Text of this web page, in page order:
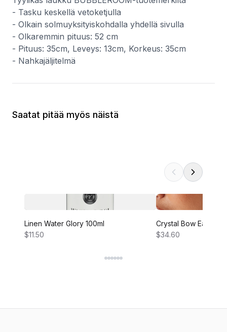
- Tasku keskellä vetoketjulla
- Olkain solmuyksityiskohdalla yhdellä sivulla
- Olkaremmin pituus: 52 cm
- Pituus: 35cm, Leveys: 13cm, Korkeus: 35cm
- Nahkajäljitelmä
Saatat pitää myös näistä
Linen Water Glory 100ml
$11.50
Crystal Bow Earring
$34.60